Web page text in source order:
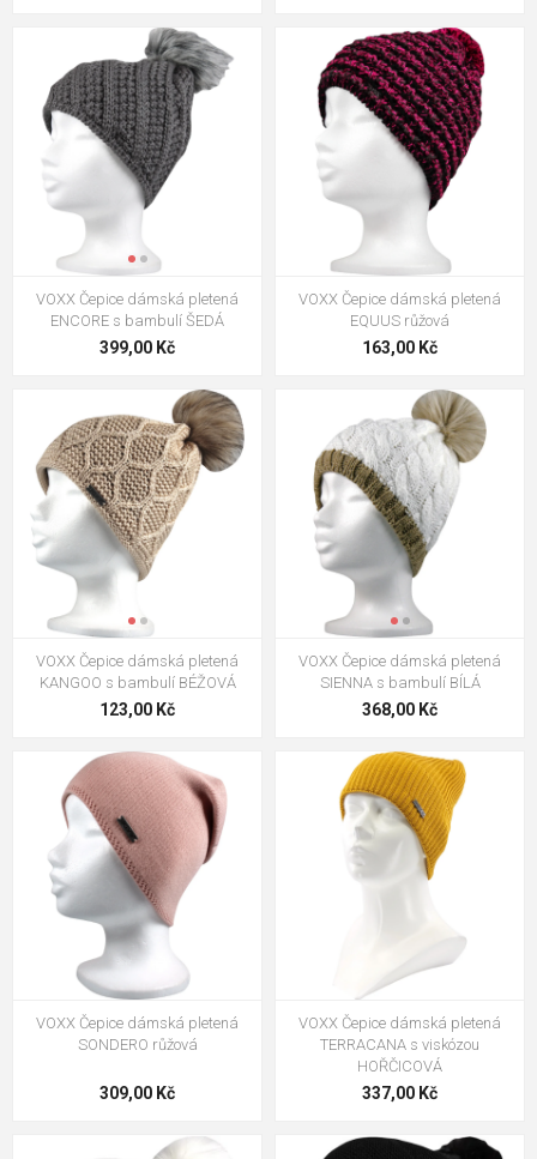
VOXX Čepice dámská pletená
ENCORE s bambulí ŠEDÁ
399,00 Kč
VOXX Čepice dámská pletená
EQUUS růžová
163,00 Kč
VOXX Čepice dámská pletená
KANGOO s bambulí BÉŽOVÁ
123,00 Kč
VOXX Čepice dámská pletená
SIENNA s bambulí BÍLÁ
368,00 Kč
VOXX Čepice dámská pletená
SONDERO růžová
309,00 Kč
VOXX Čepice dámská pletená
TERRACANA s viskózou
HOŘČICOVÁ
337,00 Kč